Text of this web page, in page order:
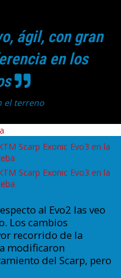
ágil, con gran
en los
el terreno
al Evo2 las veo
Los cambios
recorrido de la
modificaron
del Scarp, pero